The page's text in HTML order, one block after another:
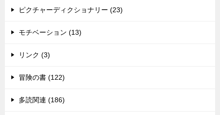
ピクチャーディクショナリー (23)
モチベーション (13)
リンク (3)
冒険の書 (122)
多読関連 (186)